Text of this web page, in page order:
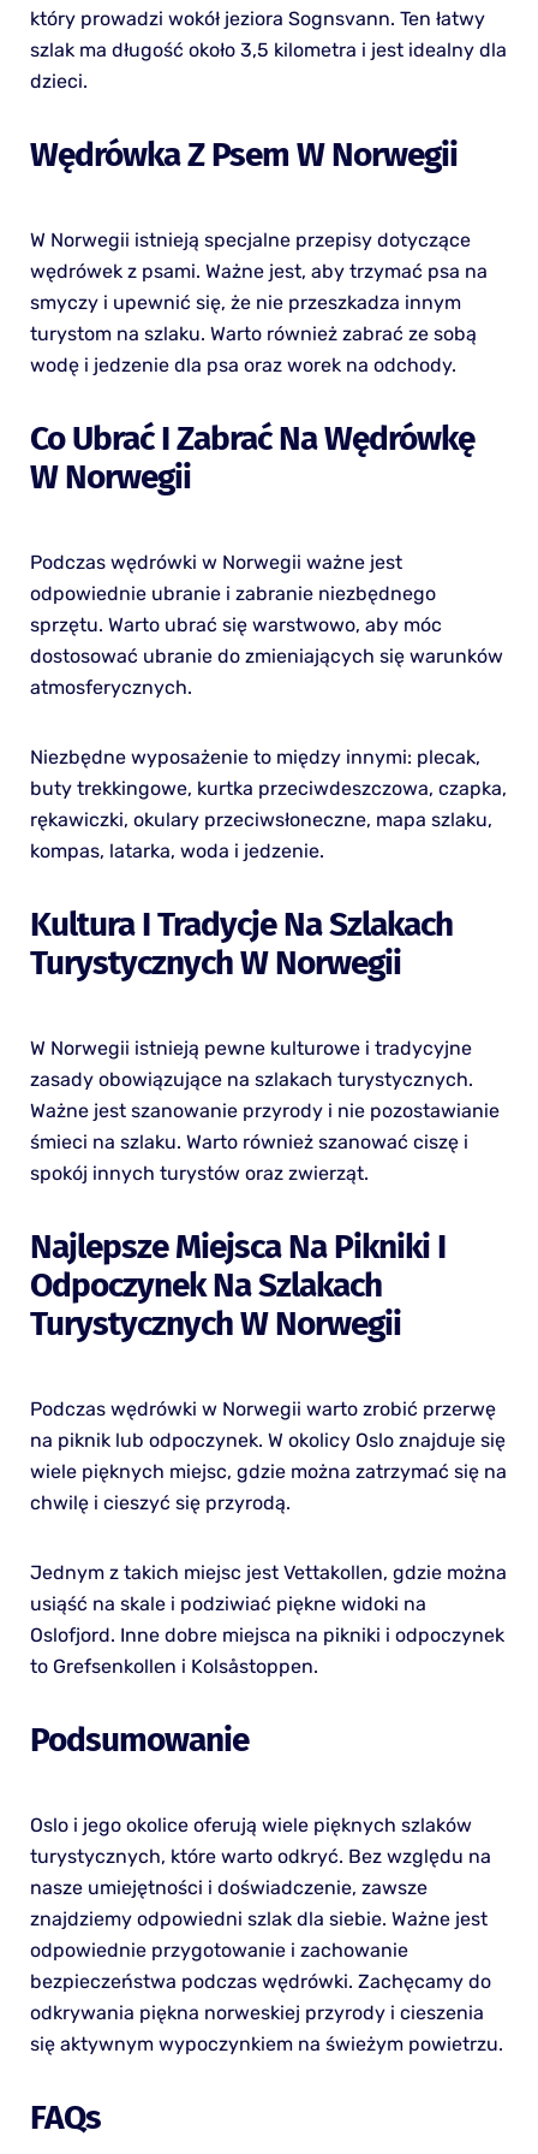
który prowadzi wokół jeziora Sognsvann. Ten łatwy
szlak ma długość około 3,5 kilometra i jest idealny dla
dzieci.
Wędrówka Z Psem W Norwegii
W Norwegii istnieją specjalne przepisy dotyczące
wędrówek z psami. Ważne jest, aby trzymać psa na
smyczy i upewnić się, że nie przeszkadza innym
turystom na szlaku. Warto również zabrać ze sobą
wodę i jedzenie dla psa oraz worek na odchody.
Co Ubrać I Zabrać Na Wędrówkę
W Norwegii
Podczas wędrówki w Norwegii ważne jest
odpowiednie ubranie i zabranie niezbędnego
sprzętu. Warto ubrać się warstwowo, aby móc
dostosować ubranie do zmieniających się warunków
atmosferycznych.
Niezbędne wyposażenie to między innymi: plecak,
buty trekkingowe, kurtka przeciwdeszczowa, czapka,
rękawiczki, okulary przeciwsłoneczne, mapa szlaku,
kompas, latarka, woda i jedzenie.
Kultura I Tradycje Na Szlakach
Turystycznych W Norwegii
W Norwegii istnieją pewne kulturowe i tradycyjne
zasady obowiązujące na szlakach turystycznych.
Ważne jest szanowanie przyrody i nie pozostawianie
śmieci na szlaku. Warto również szanować ciszę i
spokój innych turystów oraz zwierząt.
Najlepsze Miejsca Na Pikniki I
Odpoczynek Na Szlakach
Turystycznych W Norwegii
Podczas wędrówki w Norwegii warto zrobić przerwę
na piknik lub odpoczynek. W okolicy Oslo znajduje się
wiele pięknych miejsc, gdzie można zatrzymać się na
chwilę i cieszyć się przyrodą.
Jednym z takich miejsc jest Vettakollen, gdzie można
usiąść na skale i podziwiać piękne widoki na
Oslofjord. Inne dobre miejsca na pikniki i odpoczynek
to Grefsenkollen i Kolsåstoppen.
Podsumowanie
Oslo i jego okolice oferują wiele pięknych szlaków
turystycznych, które warto odkryć. Bez względu na
nasze umiejętności i doświadczenie, zawsze
znajdziemy odpowiedni szlak dla siebie. Ważne jest
odpowiednie przygotowanie i zachowanie
bezpieczeństwa podczas wędrówki. Zachęcamy do
odkrywania piękna norweskiej przyrody i cieszenia
się aktywnym wypoczynkiem na świeżym powietrzu.
FAQs